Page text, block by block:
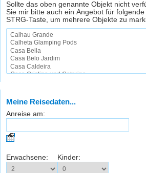
Sollte das oben genannte Objekt nicht
Sie mir bitte auch ein Angebot für
STRG-Taste, um mehrere Objekte zu
Meine Reisedaten...
Anreise am:
Erwachsene: Kinder: